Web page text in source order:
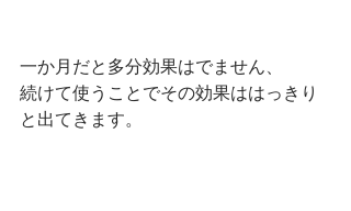
一か月だと多分効果はでません、
続けて使うことでその効果ははっきり
と出てきます。